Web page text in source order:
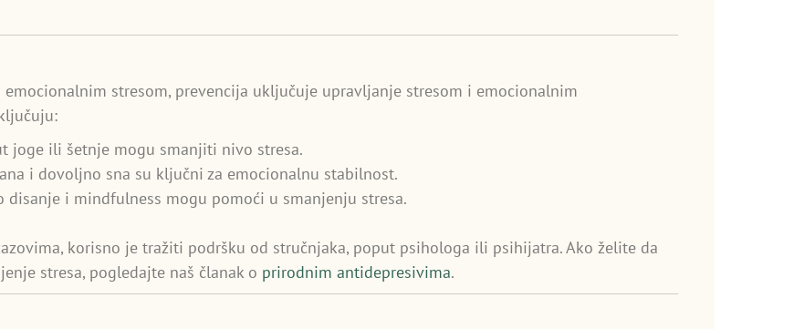
emocionalnim stresom, prevencija uključuje upravljanje stresom i emocionalnim
joge ili šetnje mogu smanjiti nivo stresa.
i dovoljno sna su ključni za emocionalnu stabilnost.
disanje i mindfulness mogu pomoći u smanjenju stresa.
korisno je tražiti podršku od stručnjaka, poput psihologa ili psihijatra. Ako želite da
stresa, pogledajte naš članak o prirodnim antidepresivima.